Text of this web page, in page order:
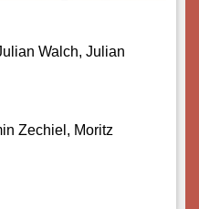
Walch, Julian
Zechiel, Moritz